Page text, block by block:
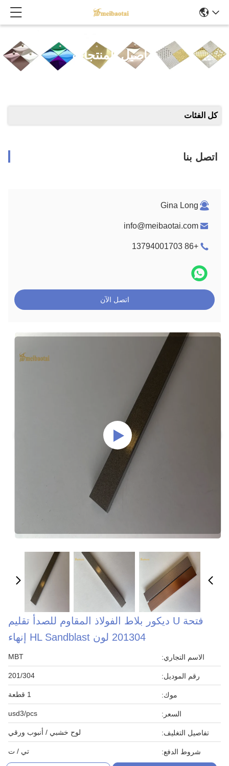
تفاصيل المنتجات
كل الفئات
اتصل بنا
Gina Long
info@meibaotai.com
+86 13794001703
اتصل الآن
فتحة U ديكور بلاط الفولاذ المقاوم للصدأ تقليم
201304 لون HL Sandblast إنهاء
الاسم التجاري: MBT
رقم الموديل: 201/304
موك: 1 قطعة
السعر: usd3/pcs
تفاصيل التغليف: لوح خشبي / أنبوب ورقي
شروط الدفع: تي / ت